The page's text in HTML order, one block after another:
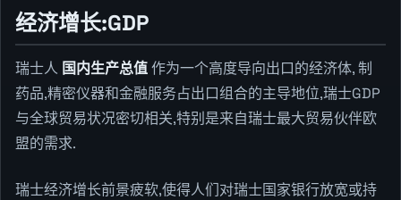
经济增长:GDP
瑞士人 国内生产总值作为一个高度导向出口的经济体, 制
药品,精密仪器和金融服务占出口组合的主导地位,瑞士GDP
与全球贸易状况密切相关,特别是来自瑞士最大贸易伙伴欧
盟的需求.
瑞士经济增长前景疲软,使得人们对瑞士国家银行放宽或持